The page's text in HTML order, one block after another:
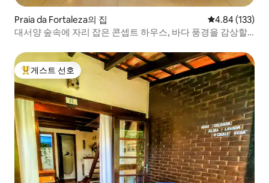
Praia da Fortaleza의 집 평점 4.84점(5
4.84 (133)
대서양 숲속에 자리 잡은 콘셉트 하우스, 바다 풍경을 감상할
상위 게스트 선호
게스트 선호